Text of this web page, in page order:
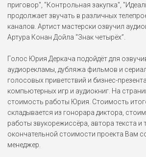
Альберт Вескер
Обитель зла:
глава (2016)
Макс Ватан
Союзники (2016)
Бартоломью Боуг
Великолепная
(2016)
Хаттон Морроу
приговор", "Контрольная закупка",
продолжает звучать в различных
каналов. Артист мастерски озвучил
Артура Конан Дойла “Знак четырёх”.
Голос Юрия Деркача подойдёт для
аудиорекламы, дубляжа фильмов и
голосовых приветствий и бизнес-
компьютерных игр и аудиокниг. На
стоимость работы Юрия. Стоимость
складывается из гонорара диктора,
работы звукорежиссёра, автора текста и
окончательной стоимости проекта Вам
менеджер.